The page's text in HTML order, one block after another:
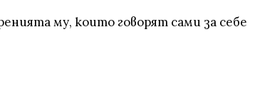
му, които говорят сами за себе